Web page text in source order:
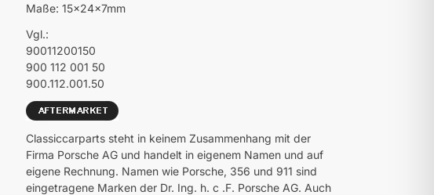
Maße: 15x24x7mm
Vgl.:
90011200150
900 112 001 50
900.112.001.50
Classiccarparts steht in keinem Zusammenhang mit der
Firma Porsche AG und handelt in eigenem Namen und auf
eigene Rechnung. Namen wie Porsche, 356 und 911 sind
eingetragene Marken der Dr. Ing. h. c .F. Porsche AG. Auch